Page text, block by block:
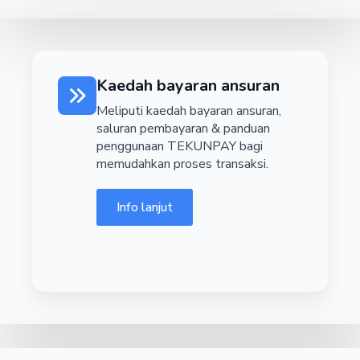
Kaedah bayaran ansuran
Meliputi kaedah bayaran ansuran,
saluran pembayaran & panduan
penggunaan TEKUNPAY bagi
memudahkan proses transaksi.
Info lanjut